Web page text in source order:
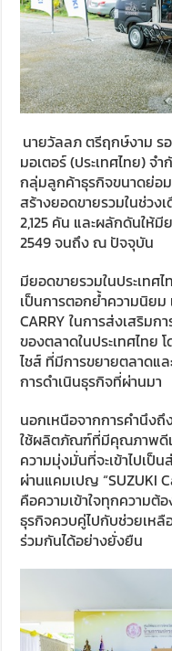
นายวัลลภ ตรีฤกษ์งาม ร
มอเตอร์ (ประเทศไทย) จ
กลุ่มลูกค้าธุรกิจขนาดย่อ
สร้างยอดขายรวมในช่วง
2,125 คัน และผลักดันให้
2549 จนถึง ณ ปัจจุบัน
มียอดขายรวมในประเทศ
เป็นการตอกย้ำความนิย
CARRY ในการส่งเสริม
ของตลาดในประเทศไทย
ไชส์ ที่มีการขยายตลาดแล
การดำเนินธุรกิจที่ผ่านมา
นอกเหนือจากการคำนึง
ใช้ผลิตภัณฑ์ที่มีคุณภาพดีแ
ความมุ่งมั่นที่จะเข้าไปเป็
ผ่านแคมเปญ “SUZUKI
คือความเข้าใจทุกความต้
ธุรกิจควบคู่ไปกับช่วยเห
ร่วมกันได้อย่างยั่งยืน